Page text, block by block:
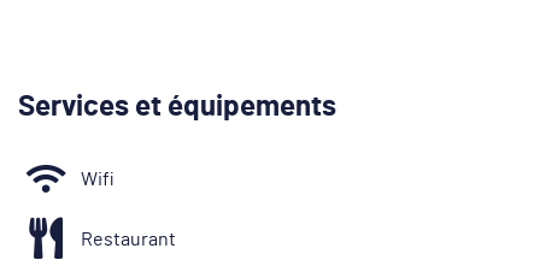
Services et équipements
Wifi
Restaurant